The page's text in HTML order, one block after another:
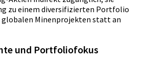
zu einem diversifizierten Portfolio
Minenprojekten statt an
und Portfoliofokus